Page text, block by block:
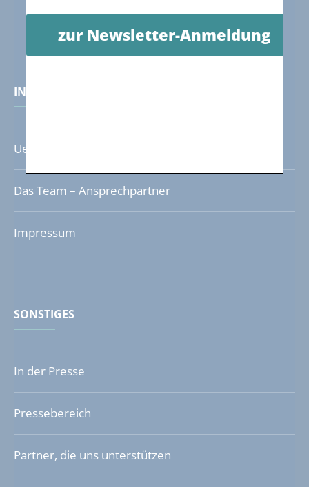
INFORMATIONEN
Ueber Uns
Das Team – Ansprechpartner
Impressum
SONSTIGES
In der Presse
Pressebereich
Partner, die uns unterstützen
zur Newsletter-Anmeldung